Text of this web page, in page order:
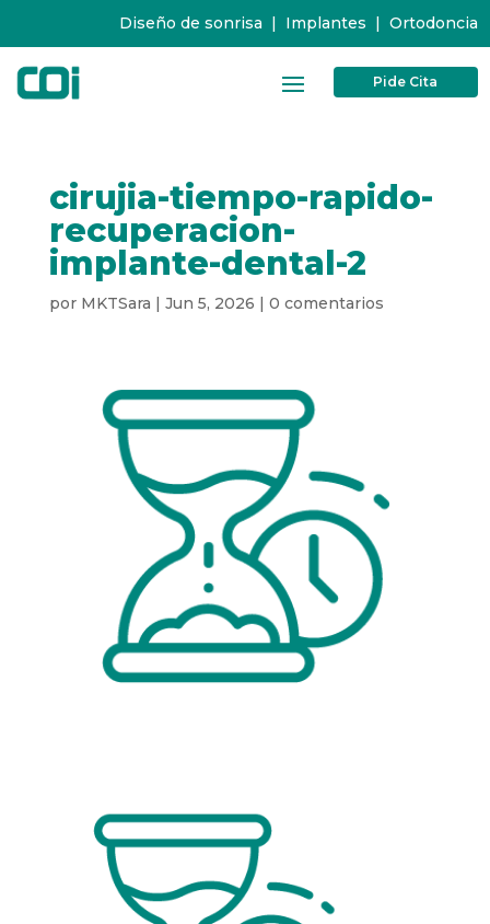
Diseño de sonrisa | Implantes | Ortodoncia
Pide Cita
cirujia-tiempo-rapido-
recuperacion-
implante-dental-2
por MKTSara | Jun 5, 2026 | 0 comentarios